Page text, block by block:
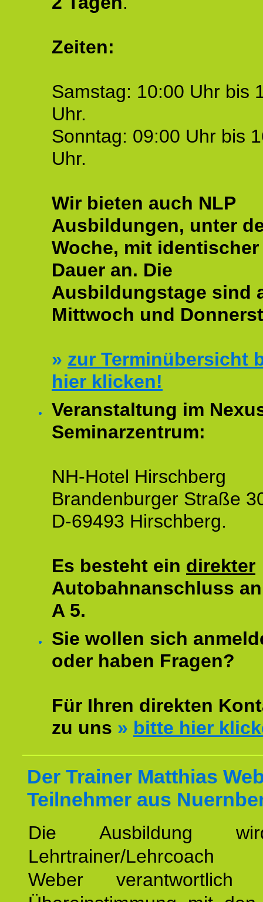
Zeiten:
Samstag: 10:00 Uhr bis
Uhr.
Sonntag: 09:00 Uhr bis
Uhr.
Wir bieten auch NLP
Ausbildungen, unter
Woche, mit identischer
Dauer an. Die
Ausbildungstage sind
Mittwoch und
» zur Terminübersicht
hier klicken!
Veranstaltung im
Seminarzentrum:
NH-Hotel Hirschberg
Brandenburger Straße
D-69493 Hirschberg.
Es besteht ein direkter
Autobahnanschluss
A 5.
Sie wollen sich
oder haben Fragen?
Für Ihren direkten
zu uns » bitte hier
Der Trainer Matthias
Teilnehmer aus
Die Ausbildung
Lehrtrainer/Lehrcoach
Weber